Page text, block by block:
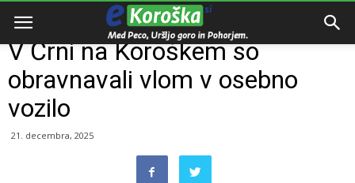
Domov
V Črni na Koroškem so
obravnavali vlom v osebno
vozilo
21. decembra, 2025